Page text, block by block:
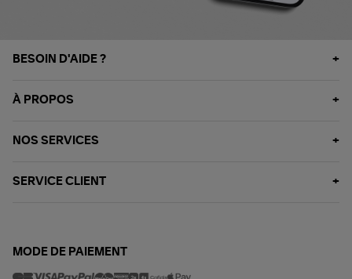
BESOIN D'AIDE ?
À PROPOS
NOS SERVICES
SERVICE CLIENT
MODE DE PAIEMENT